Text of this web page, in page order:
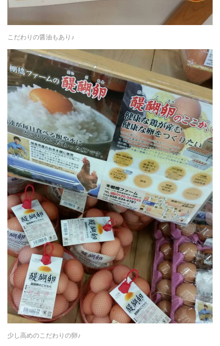
こだわりの醤油もあり♪
少し高めのこだわりの卵♪